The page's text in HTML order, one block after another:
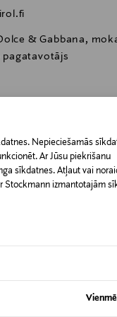
Nepieciešamās
Ar Jūsu piekrišanu
sīkdatnes. Atļaut vai
Stockmann izmantotajām
& Gabbana,
pagatavotājs
€